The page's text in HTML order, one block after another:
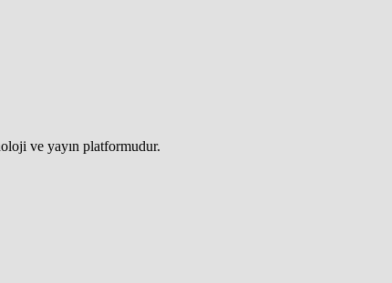
ve yayın platformudur.